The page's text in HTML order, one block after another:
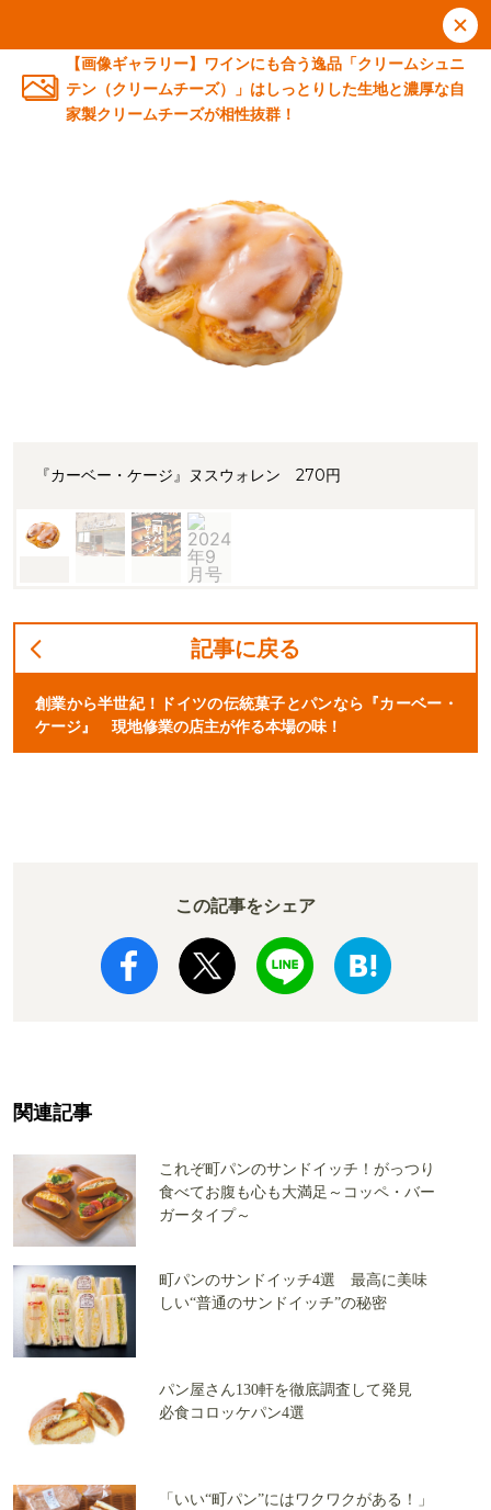
【画像ギャラリー】ワインにも合う逸品「クリームシュニ
テン（クリームチーズ）」はしっとりした生地と濃厚な自
家製クリームチーズが相性抜群！
『カーベー・ケージ』ヌスウォレン 270円
記事に戻る
創業から半世紀！ドイツの伝統菓子とパンなら『カーベー・
ケージ』 現地修業の店主が作る本場の味！
この記事をシェア
関連記事
これぞ町パンのサンドイッチ！がっつり
食べてお腹も心も大満足～コッペ・バー
ガータイプ～
町パンのサンドイッチ4選 最高に美味
しい“普通のサンドイッチ”の秘密
パン屋さん130軒を徹底調査して発見
必食コロッケパン4選
「いい“町パン”にはワクワクがある！」